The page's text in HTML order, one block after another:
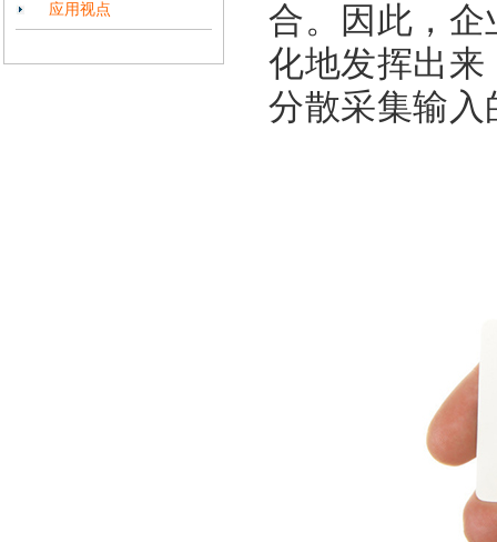
应用视点
合。因此，
化地发挥出
分散采集输